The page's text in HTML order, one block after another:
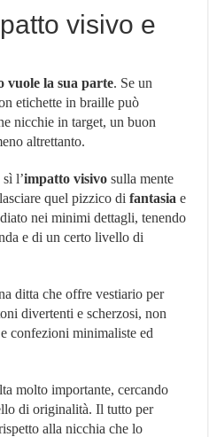
visivo e
vuole la sua parte. Se un
etichette in braille può
nicchie in target, un buon
altrettanto.
l’impatto visivo sulla mente
quel pizzico difantasia e
nei minimi dettagli, tenendo
e di un certo livello di
ditta che offre vestiario per
divertenti e scherzosi, non
confezioni minimaliste ed
molto importante, cercando
di originalità. Il tutto per
alla nicchia che lo